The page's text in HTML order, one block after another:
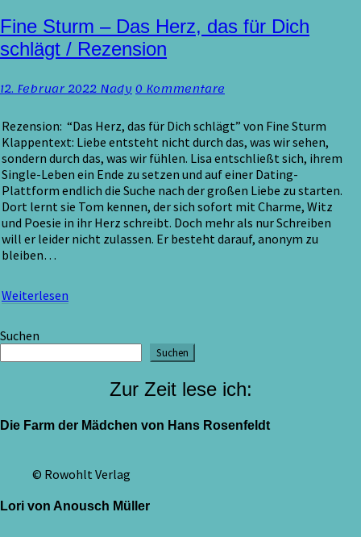
Fine
Sturm
–
Herz,
für
Dich
schlägt
/
Rezension
Fine Sturm – Das Herz, das für Dich
schlägt / Rezension
12. Februar 2022NadyKommentare
0 Kommentare
Rezension: “Das Herz, das für Dich schlägt” von Fine Sturm
Klappentext: Liebe entsteht nicht durch das, was wir sehen,
sondern durch das, was wir fühlen. Lisa entschließt sich, ihrem
Single-Leben ein Ende zu setzen und auf einer Dating-
Plattform endlich die Suche nach der großen Liebe zu starten.
Dort lernt sie Tom kennen, der sich sofort mit Charme, Witz
und Poesie in ihr Herz schreibt. Doch mehr als nur Schreiben
will er leider nicht zulassen. Er besteht darauf, anonym zu
bleiben…
Weiterlesen
Suchen
Suchen
Zur Zeit lese ich:
Die Farm der Mädchen von Hans Rosenfeldt
© Rowohlt Verlag
Lori von Anousch Müller